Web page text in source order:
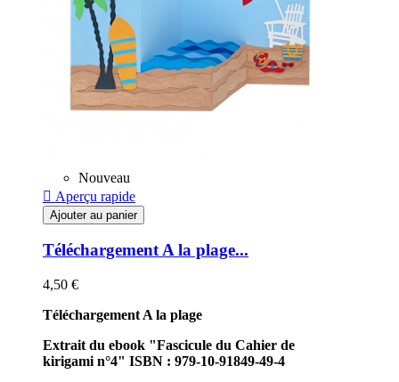
Nouveau
 Aperçu rapide
Ajouter au panier
Téléchargement A la plage...
4,50 €
Téléchargement A la plage
Extrait du ebook "Fascicule du Cahier de
kirigami n°4" ISBN : 979-10-91849-49-4